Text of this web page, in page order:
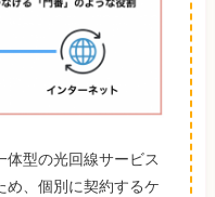
体型の光回線サービス
め、個別に契約するケ